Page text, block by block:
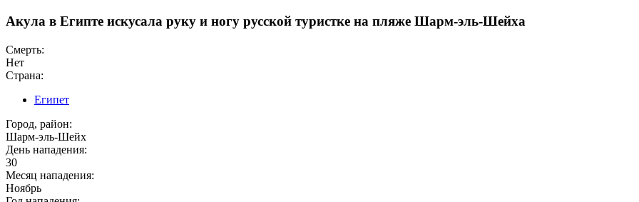
Акула в Египте искусала руку и ногу русской туристке на пляже Шарм-эль-Шейха
Смерть:
Нет
Страна:
Египет
Город, район:
Шарм-эль-Шейх
День нападения:
30
Месяц нападения:
Ноябрь